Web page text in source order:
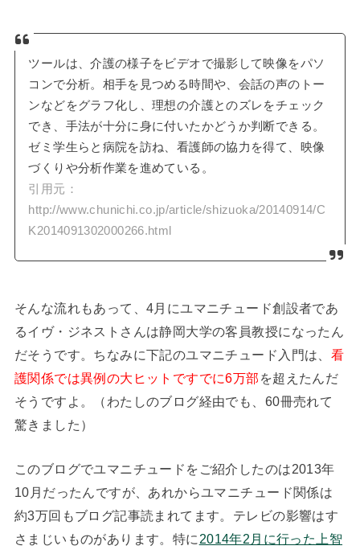
ツールは、介護の様子をビデオで撮影して映像をパソ
コンで分析。相手を見つめる時間や、会話の声のトー
ンなどをグラフ化し、理想の介護とのズレをチェック
でき、手法が十分に身に付いたかどうか判断できる。
ゼミ学生らと病院を訪ね、看護師の協力を得て、映像
づくりや分析作業を進めている。
引用元：
http://www.chunichi.co.jp/article/shizuoka/20140914/C
K2014091302000266.html
そんな流れもあって、4月にユマニチュード創設者であ
るイヴ・ジネストさんは静岡大学の客員教授になったん
だそうです。ちなみに下記のユマニチュード入門は、 看
護関係では異例の大ヒットですでに6万部 を超えたんだ
そうですよ。（わたしのブログ経由でも、60冊売れて
驚きました）
このブログでユマニチュードをご紹介したのは2013年
10月だったんですが、あれからユマニチュード関係は
約3万回もブログ記事読まれてます。テレビの影響はす
さまじいものがあります。特に 2014年2月に行った上智